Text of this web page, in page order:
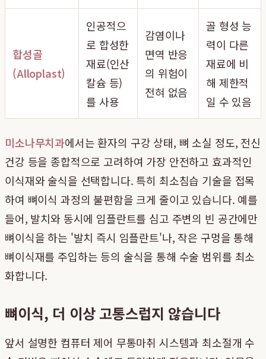
합성골
(Alloplast)
인공적으
로 합성한
재료(인산
칼슘 등)
를 사용
감염이나
면역 반응
의 위험이
전혀 없음
골 형성 능
력이 다른
재료에 비
해 제한적
일 수 있음
미소나무치과에서는 환자의 구강 상태, 뼈 소실 정도, 전신
건강 등을 종합적으로 고려하여 가장 안전하고 효과적인
이식재와 술식을 선택합니다. 특히 최소침습 기술을 접목
하여 뼈이식 과정의 불편함을 크게 줄이고 있습니다. 예를
들어, 발치와 동시에 임플란트를 심고 주변의 빈 공간에만
뼈이식을 하는 '발치 즉시 임플란트'나, 작은 구멍을 통해
뼈이식재를 주입하는 등의 술식을 통해 수술 범위를 최소
화합니다.
뼈이식, 더 이상 고통스럽지 않습니다
앞서 설명한 컴퓨터 제어 무통마취 시스템과 최소절개 수